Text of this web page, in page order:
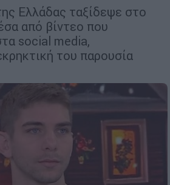
Ελλάδας ταξίδεψε στο
από βίντεο που
social media,
του παρουσία